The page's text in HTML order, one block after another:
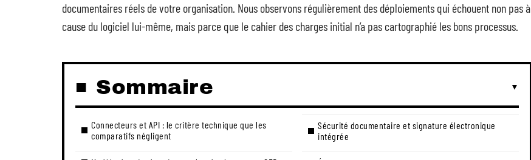
documentaires réels de votre organisation. Nous observons régulièrement des déploiements qui échouent non pas à
cause du logiciel lui-même, mais parce que le cahier des charges initial n’a pas cartographié les bons processus.
Sommaire
Connecteurs et API : le critère technique que les
comparatifs négligent
Sécurité documentaire et signature électronique
intégrée